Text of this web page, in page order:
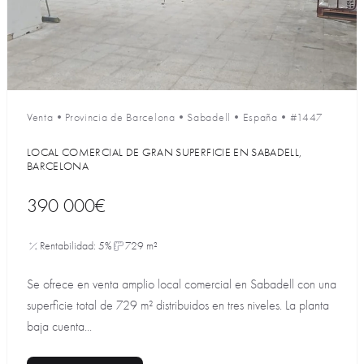
Venta • Provincia de Barcelona • Sabadell • España • #1447
LOCAL COMERCIAL DE GRAN SUPERFICIE EN SABADELL,
BARCELONA
390 000€
Rentabilidad: 5% 729 m²
Se ofrece en venta amplio local comercial en Sabadell con una
superficie total de 729 m² distribuidos en tres niveles. La planta
baja cuenta...